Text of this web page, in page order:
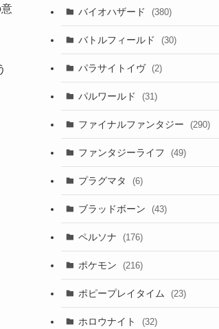
バイオハザード (380)
バトルフィールド (30)
パラサイトイヴ (2)
パルワールド (31)
ファイナルファンタジー (290)
ファンタジーライフ (49)
プラグマタ (6)
ブラッドボーン (43)
ペルソナ (176)
ポケモン (216)
ポピープレイタイム (23)
ホロウナイト (32)